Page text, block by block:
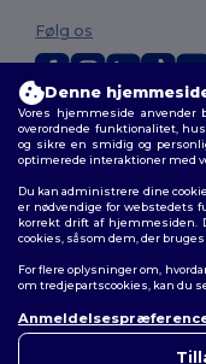
2026.
Vilkår og Betingelser|
cookies|Sitemap
Følg os
Denne
Vores hjemmeside anvender
overordnede funktionalitet,
og sikre en smidig og
optimerede interaktioner med
Du kan administrere dine
er nødvendige for webstedets
korrekt drift af hjemmesiden.
cookies, såsom dem, der
For flere oplysninger om,
om tredjepartscookies, kan du